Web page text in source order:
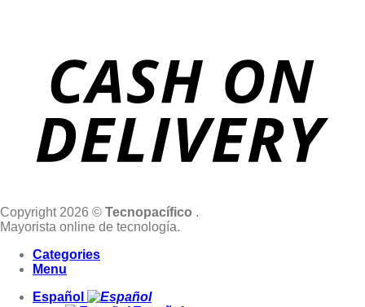
Copyright 2026 © Tecnopacífico .
Mayorista online de tecnología.
Categories
Menu
Español